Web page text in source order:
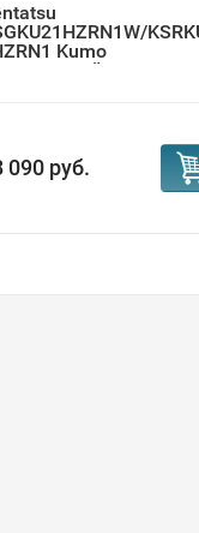
Kumo
конд...
090 руб.